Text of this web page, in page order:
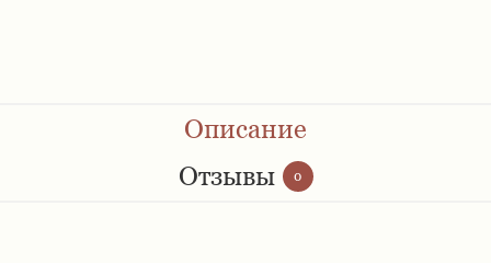
Ремешки 36 мм
Описание
Отзывы
0